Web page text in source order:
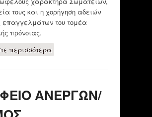
τους και η χορήγηση αδειών
επαγγελμάτων του τομέα
πρόνοιας.
περισσότεραγια ΔΙΕΥΘΥΝΣΗ
ΠΡΟΝΟΙΑΣ
ΑΝΕΡΓΩΝ/